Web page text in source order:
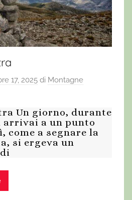
17, 2025 di Montagne
Un giorno, durante
arrivai a un punto
come a segnare la
si ergeva un